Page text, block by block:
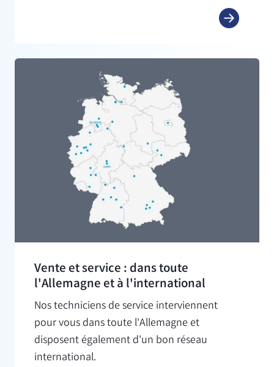
Vente et service : dans toute
l'Allemagne et à l'international
Nos techniciens de service interviennent
pour vous dans toute l'Allemagne et
disposent également d'un bon réseau
international.